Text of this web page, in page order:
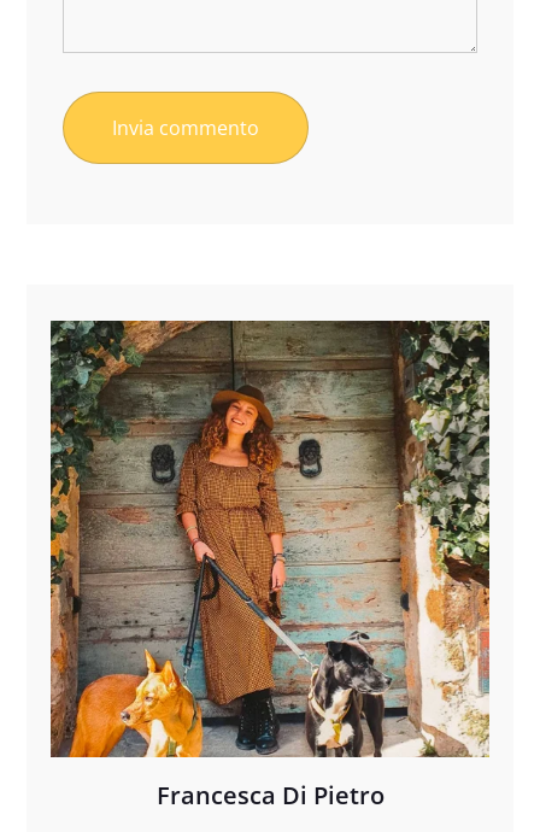
Francesca Di Pietro